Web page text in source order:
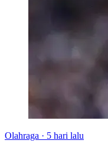
Olahraga · 5 hari lalu